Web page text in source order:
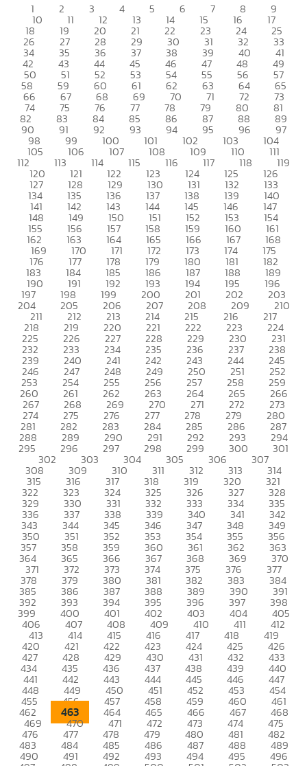
1 2 3 4 5 6 7 8 9
10 11 12 13 14 15 16 17
18 19 20 21 22 23 24 25
26 27 28 29 30 31 32 33
34 35 36 37 38 39 40 41
42 43 44 45 46 47 48 49
50 51 52 53 54 55 56 57
58 59 60 61 62 63 64 65
66 67 68 69 70 71 72 73
74 75 76 77 78 79 80 81
82 83 84 85 86 87 88 89
90 91 92 93 94 95 96 97
98 99 100 101 102 103 104
105 106 107 108 109 110 111
112 113 114 115 116 117 118 119
120 121 122 123 124 125 126
127 128 129 130 131 132 133
134 135 136 137 138 139 140
141 142 143 144 145 146 147
148 149 150 151 152 153 154
155 156 157 158 159 160 161
162 163 164 165 166 167 168
169 170 171 172 173 174 175
176 177 178 179 180 181 182
183 184 185 186 187 188 189
190 191 192 193 194 195 196
197 198 199 200 201 202 203
204 205 206 207 208 209 210
211 212 213 214 215 216 217
218 219 220 221 222 223 224
225 226 227 228 229 230 231
232 233 234 235 236 237 238
239 240 241 242 243 244 245
246 247 248 249 250 251 252
253 254 255 256 257 258 259
260 261 262 263 264 265 266
267 268 269 270 271 272 273
274 275 276 277 278 279 280
281 282 283 284 285 286 287
288 289 290 291 292 293 294
295 296 297 298 299 300 301
302 303 304 305 306 307
308 309 310 311 312 313 314
315 316 317 318 319 320 321
322 323 324 325 326 327 328
329 330 331 332 333 334 335
336 337 338 339 340 341 342
343 344 345 346 347 348 349
350 351 352 353 354 355 356
357 358 359 360 361 362 363
364 365 366 367 368 369 370
371 372 373 374 375 376 377
378 379 380 381 382 383 384
385 386 387 388 389 390 391
392 393 394 395 396 397 398
399 400 401 402 403 404 405
406 407 408 409 410 411 412
413 414 415 416 417 418 419
420 421 422 423 424 425 426
427 428 429 430 431 432 433
434 435 436 437 438 439 440
441 442 443 444 445 446 447
448 449 450 451 452 453 454
455 456 457 458 459 460 461
462 463 464 465 466 467 468
469 470 471 472 473 474 475
476 477 478 479 480 481 482
483 484 485 486 487 488 489
490 491 492 493 494 495 496